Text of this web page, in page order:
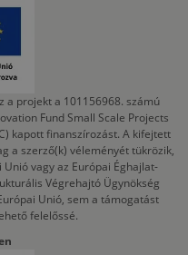
a projekt a 101156968. számú
Fund Small Scale Projects
kapott finanszírozást. A kifejtett
a szerző(k) véleményét tükrözik,
vagy az Európai Éghajlat-
Végrehajtó Ügynökség
Unió, sem a támogatást
felelőssé.